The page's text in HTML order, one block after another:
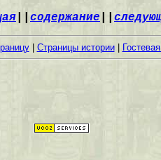
содержание
| Страницы истории|